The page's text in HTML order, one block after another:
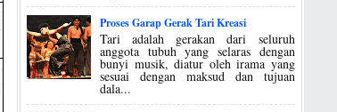
Proses Garap Gerak Tari Kreasi
Tari adalah gerakan dari seluruh
anggota tubuh yang selaras dengan
bunyi musik, diatur oleh irama yang
sesuai dengan maksud dan tujuan
dala...